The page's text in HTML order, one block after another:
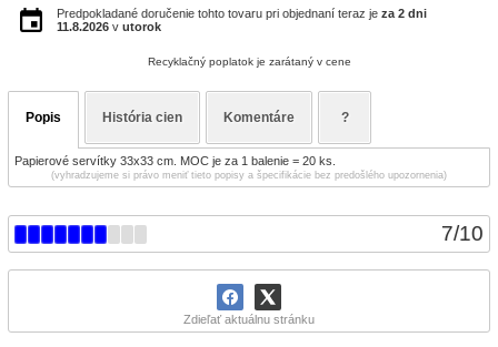
7/10
Zdieľať aktuálnu stránku
Predpokladané doručenie tohto tovaru pri objednaní teraz je za 2 dni
11.8.2026 v utorok
Recyklačný poplatok je zarátaný v cene
Popis História cien Komentáre ?
Papierové servítky 33x33 cm. MOC je za 1 balenie = 20 ks.
(vyhradzujeme si právo meniť tieto popisy a špecifikácie bez predošlého upozornenia)